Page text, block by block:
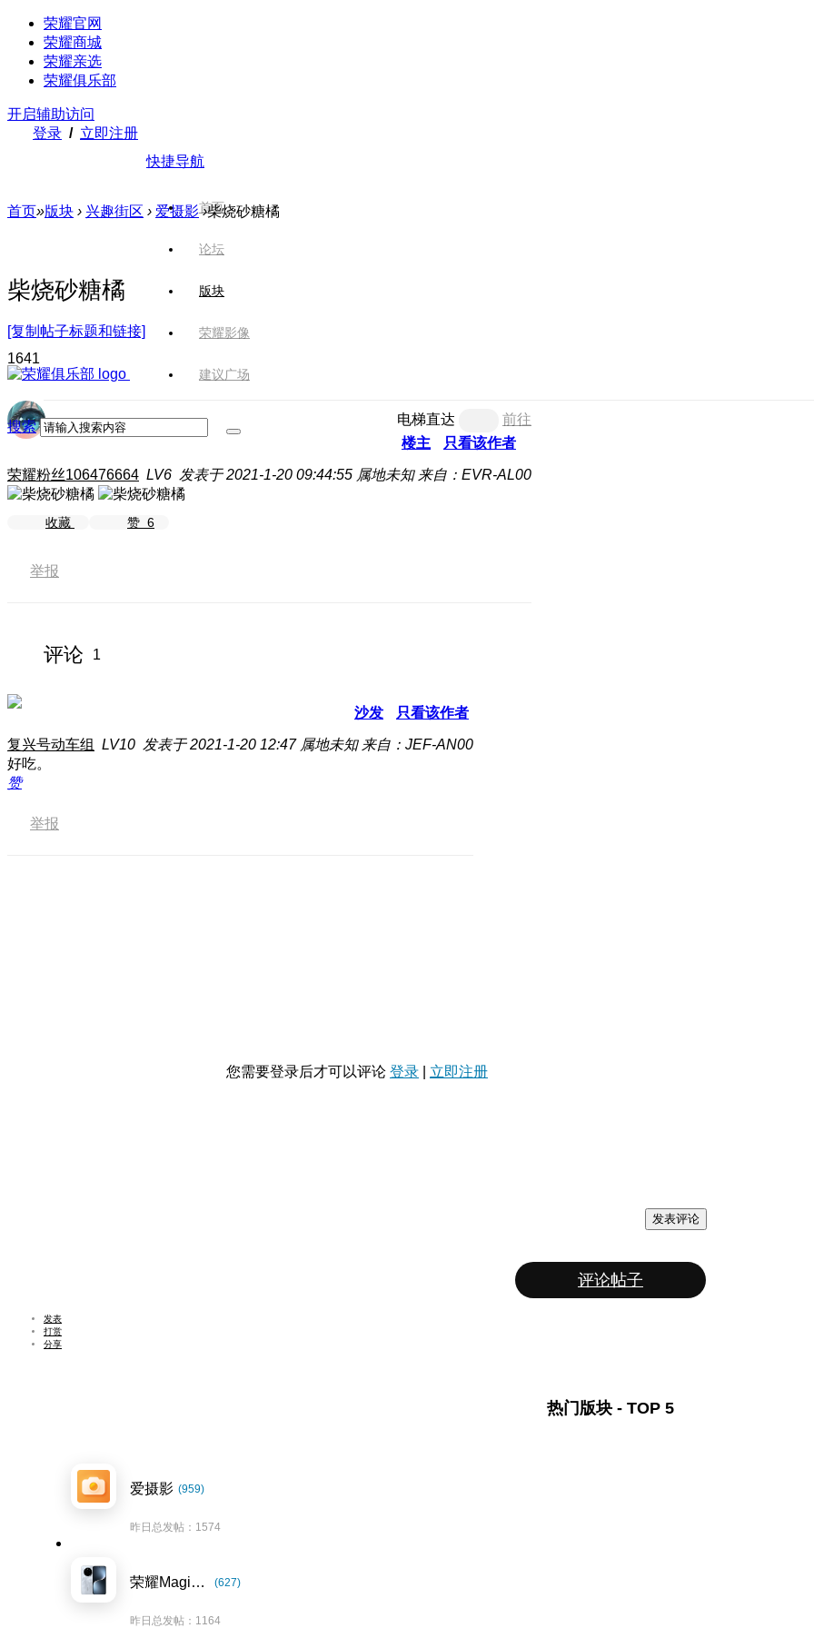
荣耀官网
荣耀商城
荣耀亲选
荣耀俱乐部
开启辅助访问
登录 / 立即注册
快捷导航
首页
论坛
版块
荣耀影像
建议广场
搜索
首页»版块 › 兴趣街区 › 爱摄影 ›柴烧砂糖橘
柴烧砂糖橘
[复制帖子标题和链接]
1641
电梯直达
前往
楼主
只看该作者
荣耀粉丝106476664 LV6 发表于 2021-1-20 09:44:55 属地未知 来自：EVR-AL00
收藏 赞 6
举报
评论 1
沙发 只看该作者
复兴号动车组 LV10 发表于 2021-1-20 12:47 属地未知 来自：JEF-AN00
好吃。
赞
举报
您需要登录后才可以评论 登录 立即注册
发表评论
评论帖子
发表
打赏
分享
热门版块 - TOP 5
爱摄影 (959)
昨日总发帖：1574
荣耀Magic7系列 (627)
昨日总发帖：1164